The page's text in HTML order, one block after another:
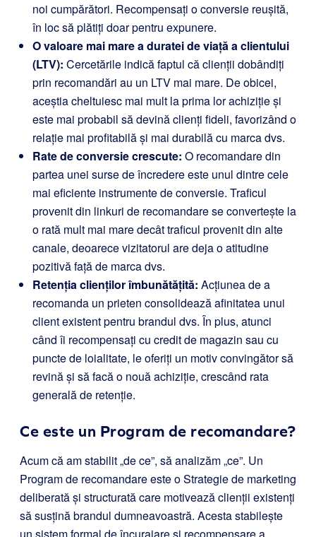
noi cumpărători. Recompensați o conversie reușită,
în loc să plătiți doar pentru expunere.
O valoare mai mare a duratei de viață a clientului
(LTV): Cercetările indică faptul că clienții dobândiți
prin recomandări au un LTV mai mare. De obicei,
aceștia cheltuiesc mai mult la prima lor achiziție și
este mai probabil să devină clienți fideli, favorizând o
relație mai profitabilă și mai durabilă cu marca dvs.
Rate de conversie crescute: O recomandare din
partea unei surse de încredere este unul dintre cele
mai eficiente instrumente de conversie. Traficul
provenit din linkuri de recomandare se convertește la
o rată mult mai mare decât traficul provenit din alte
canale, deoarece vizitatorul are deja o atitudine
pozitivă față de marca dvs.
Retenția clienților îmbunătățită: Acțiunea de a
recomanda un prieten consolidează afinitatea unui
client existent pentru brandul dvs. În plus, atunci
când îi recompensați cu credit de magazin sau cu
puncte de loialitate, le oferiți un motiv convingător să
revină și să facă o nouă achiziție, crescând rata
generală de retenție.
Ce este un Program de recomandare?
Acum că am stabilit „de ce”, să analizăm „ce”. Un
Program de recomandare este o Strategie de marketing
deliberată și structurată care motivează clienții existenți
să susțină brandul dumneavoastră. Acesta stabilește